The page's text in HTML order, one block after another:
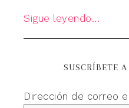
Sigue leyendo...
SUSCRÍBETE
Dirección de correo